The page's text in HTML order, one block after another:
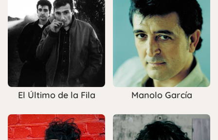
El Último de la Fila Manolo García